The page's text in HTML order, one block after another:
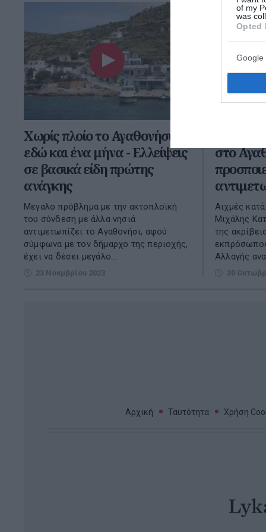
of my
was
Opted
Google
Χωρίς πλοίο το Αγαθονήσι
εδώ και ένα μήνα - Ελλείψεις
σε βασικά είδη πρώτης
ανάγκης
Μεγάλο πρόβλημα με την ακτοπλοϊκή
του σύνδεση με άλλα νησιά
αντιμετωπίζει το Αγαθονήσι, αφού
σύμφωνα με τον δήμαρχο της περιοχής,
έχει να δέσει μεγάλο...
23 Νοεμβρίου 2023
στο
Αιχμές
Μιχάλης
της
Αλλαγής
30
Αρχική Ταυτότητα Χρήση